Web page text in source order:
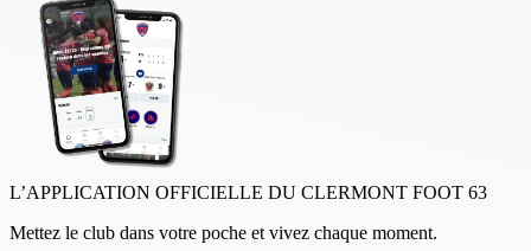
L’APPLICATION OFFICIELLE DU CLERMONT FOOT 63
Mettez le club dans votre poche et vivez chaque moment.